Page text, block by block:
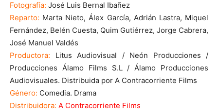
Fotografía: José Luis Bernal Ibañez
Reparto: Marta Nieto, Álex García, Adrián Lastra, Miquel
Fernández, Belén Cuesta, Quim Gutiérrez, Jorge Cabrera,
José Manuel Valdés
Productora: Litus Audiovisual / Neón Producciones /
Producciones Álamo Films S.L / Álamo Producciones
Audiovisuales. Distribuida por A Contracorriente Films
Género: Comedia. Drama
Distribuidora: A Contracorriente Films